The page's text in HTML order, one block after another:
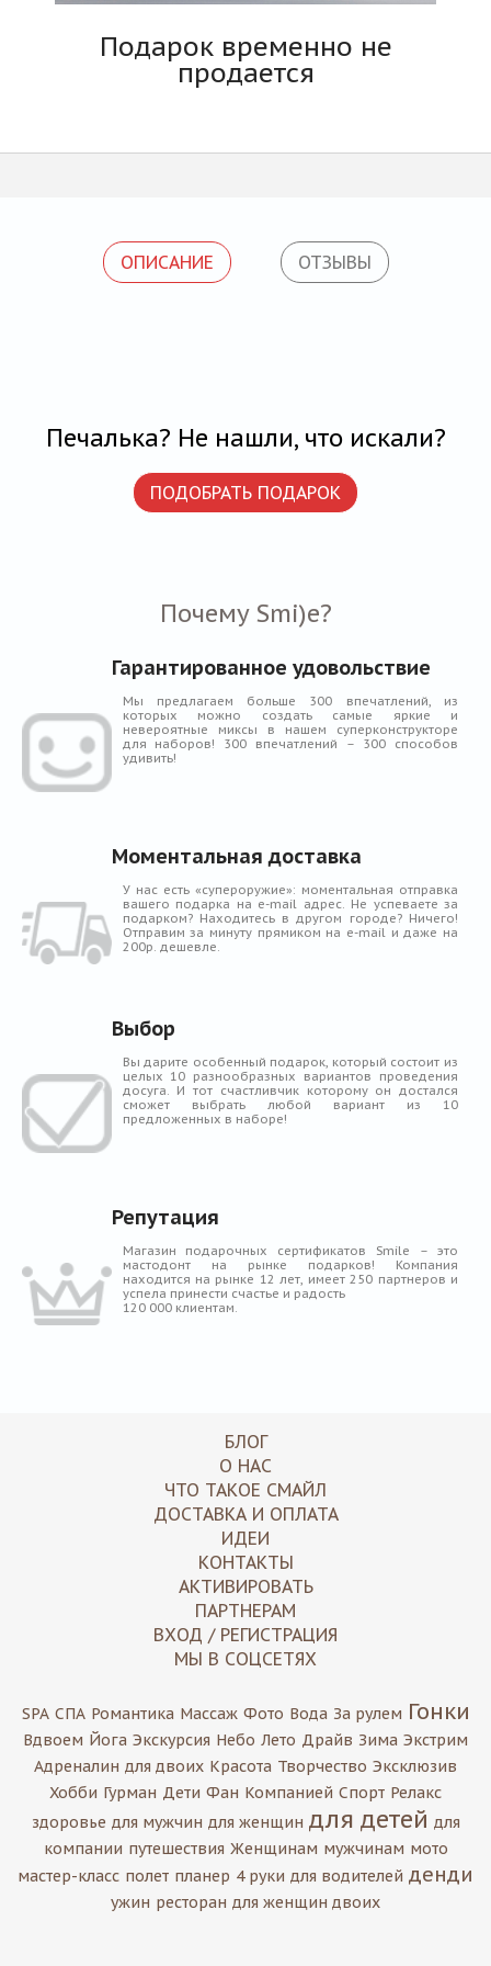
Блог
Подарок временно не
продается
ОПИСАНИЕ ОТЗЫВЫ
Печалька? Не нашли, что искали?
ПОДОБРАТЬ ПОДАРОК
Почему Smi)e?
Гарантированное удовольствие
Мы предлагаем больше 300 впечатлений, из
которых можно создать самые яркие и
невероятные миксы в нашем суперконструкторе
для наборов! 300 впечатлений – 300 способов
удивить!
Моментальная доставка
У нас есть «супероружие»: моментальная отправка
вашего подарка на e-mail адрес. Не успеваете за
подарком? Находитесь в другом городе? Ничего!
Отправим за минуту прямиком на e-mail и даже на
200р. дешевле.
Выбор
Вы дарите особенный подарок, который состоит из
целых 10 разнообразных вариантов проведения
досуга. И тот счастливчик которому он достался
сможет выбрать любой вариант из 10
предложенных в наборе!
Репутация
Магазин подарочных сертификатов Smile – это
мастодонт на рынке подарков! Компания
находится на рынке 12 лет, имеет 250 партнеров и
успела принести счастье и радость
120 000 клиентам.
БЛОГ
О НАС
ЧТО ТАКОЕ СМАЙЛ
ДОСТАВКА И ОПЛАТА
ИДЕИ
КОНТАКТЫ
АКТИВИРОВАТЬ
ПАРТНЕРАМ
ВХОД / РЕГИСТРАЦИЯ
МЫ В СОЦСЕТЯХ
SPA СПА Романтика Массаж Фото Вода За рулем Гонки
Вдвоем Йога Экскурсия Небо Лето Драйв Зима Экстрим
Адреналин для двоих Красота Творчество Эксклюзив
Хобби Гурман Дети Фан Компанией Спорт Релакс
здоровье для мужчин для женщин для детей для
компании путешествия Женщинам мужчинам мото
мастер-класс полет планер 4 руки для водителей денди
ужин ресторан для женщин двоих